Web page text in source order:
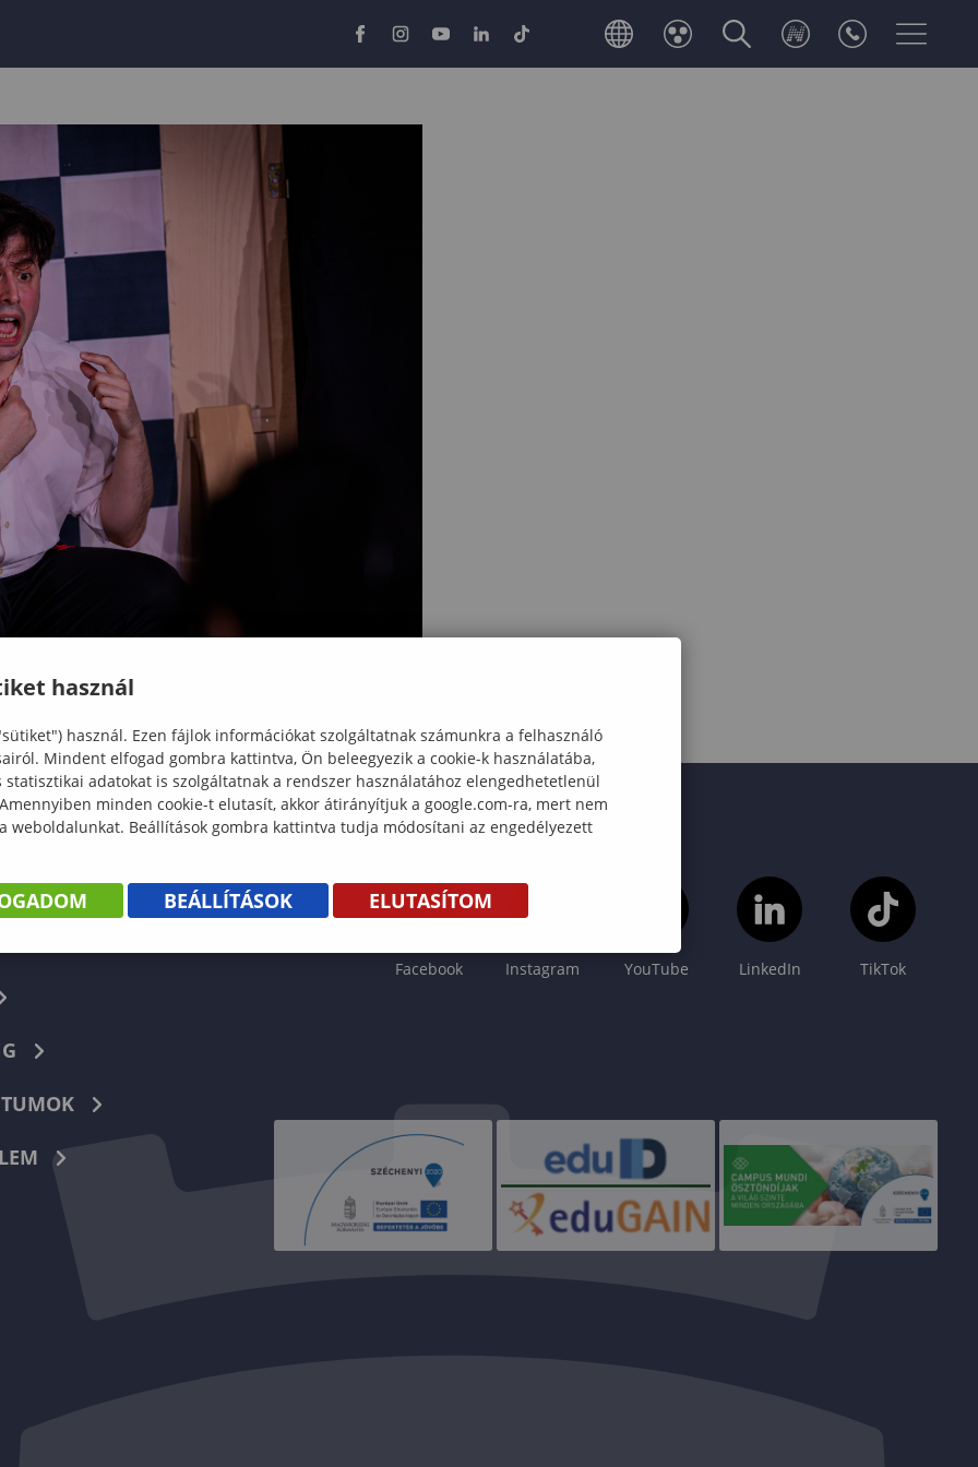
Facebook Instagram YouTube LinkedIn TikTok
használ
használ. Ezen fájlok információkat szolgáltatnak számunkra a felhasználó
Mindent elfogad gombra kattintva, Ön beleegyezik a cookie-k használatába,
statisztikai adatokat is szolgáltatnak a rendszer használatához elengedhetetlenül
minden cookie-t elutasít, akkor átirányítjuk a google.com-ra, mert nem
weboldalunkat. Beállítások gombra kattintva tudja módosítani az engedélyezett
BEÁLLÍTÁSOK ELUTASÍTOM